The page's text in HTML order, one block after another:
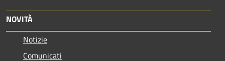
NOVITÀ
Notizie
Comunicati